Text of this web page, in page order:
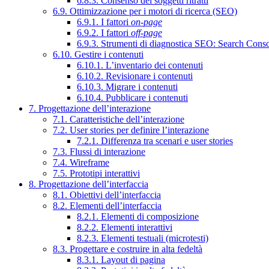
6.9. Ottimizzazione per i motori di ricerca (SEO)
6.9.1. I fattori on-page
6.9.2. I fattori off-page
6.9.3. Strumenti di diagnostica SEO: Search
6.10. Gestire i contenuti
6.10.1. L’inventario dei contenuti
6.10.2. Revisionare i contenuti
6.10.3. Migrare i contenuti
6.10.4. Pubblicare i contenuti
7. Progettazione dell’interazione
7.1. Caratteristiche dell’interazione
7.2. User stories per definire l’interazione
7.2.1. Differenza tra scenari e user stories
7.3. Flussi di interazione
7.4. Wireframe
7.5. Prototipi interattivi
8. Progettazione dell’interfaccia
8.1. Obiettivi dell’interfaccia
8.2. Elementi dell’interfaccia
8.2.1. Elementi di composizione
8.2.2. Elementi interattivi
8.2.3. Elementi testuali (microtesti)
8.3. Progettare e costruire in alta fedeltà
8.3.1. Layout di pagina